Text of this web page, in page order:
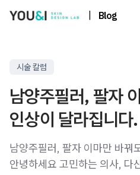
Blog
시술 칼럼
남양주필러, 팔자
인상이 달라집니다.
남양주필러, 팔자 이마만 바꿔
안녕하세요 고민하는 의사, 다